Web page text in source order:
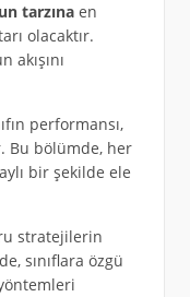
tarzınaen
olacaktır.
akışını
performansı,
bölümde, her
bir şekilde ele
stratejilerin
sınıflara özgü